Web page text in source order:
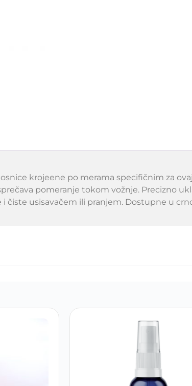
krojeene po merama specifičnim za
pomeranje tokom vožnje. Precizno
čiste usisavačem ili pranjem. Dostupne u